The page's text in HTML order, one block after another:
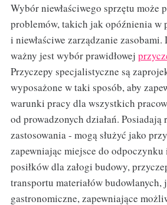
Wybór niewłaściwego sprzętu może
problemów, takich jak opóźnienia w
i niewłaściwe zarządzanie zasobami.
ważny jest wybór prawidłowej
Przyczepy specjalistyczne są
wyposażone w taki sposób, aby
warunki pracy dla wszystkich
od prowadzonych działań. Posiadają
zastosowania - mogą służyć jako
zapewniając miejsce do
posiłków dla załogi budowy,
transportu materiałów budowlanych,
gastronomiczne, zapewniające